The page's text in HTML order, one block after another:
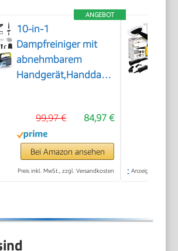
ANGEBOT
10-in-1
Dampfreiniger mit
abnehmbarem
Handgerät,Handdampfreiniger
84,97 €
99,97 €
Bei Amazon ansehen
Preis inkl. MwSt., zzgl. Versandkosten * Anzeige